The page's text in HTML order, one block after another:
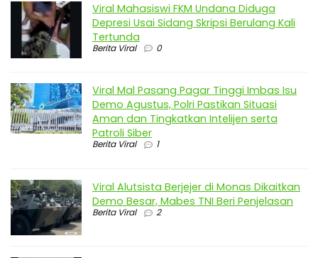
Viral Mahasiswi FKM Undana Diduga
Depresi Usai Sidang Skripsi Berulang Kali
Tertunda
Berita Viral 0
Viral Mal Pasang Pagar Tinggi Imbas Isu
Demo Agustus, Polri Pastikan Situasi
Aman dan Tingkatkan Intelijen serta
Patroli Siber
Berita Viral 1
Viral Alutsista Berjejer di Monas Dikaitkan
Demo Besar, Mabes TNI Beri Penjelasan
Berita Viral 2